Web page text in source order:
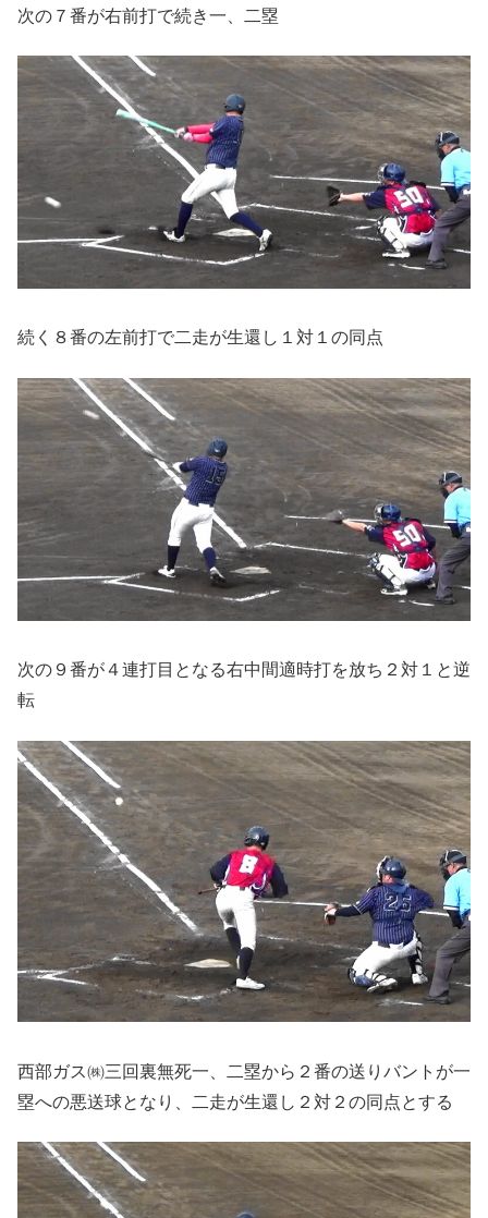
次の７番が右前打で続き一、二塁
続く８番の左前打で二走が生還し１対１の同点
次の９番が４連打目となる右中間適時打を放ち２対１と逆
転
西部ガス㈱三回裏無死一、二塁から２番の送りバントが一
塁への悪送球となり、二走が生還し２対２の同点とする